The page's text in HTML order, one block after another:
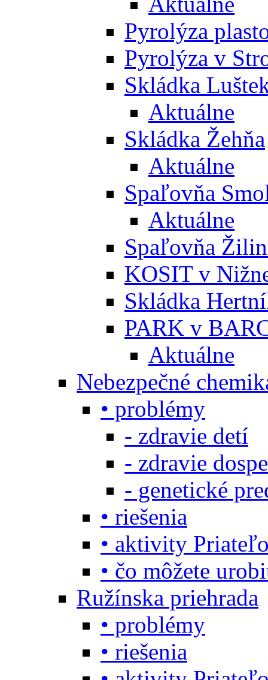
Pyrolýza
Pyrolýza v
Skládka
Aktuálne
Skládka Žehňa
Aktuálne
Spaľovňa
Aktuálne
Spaľovňa
KOSIT v
Skládka
PARK v
Aktuálne
Nebezpečné
• problémy
- zdravie detí
- zdravie
- genetické
• riešenia
• aktivity
• čo môžete
Ružínska priehrada
• problémy
• riešenia